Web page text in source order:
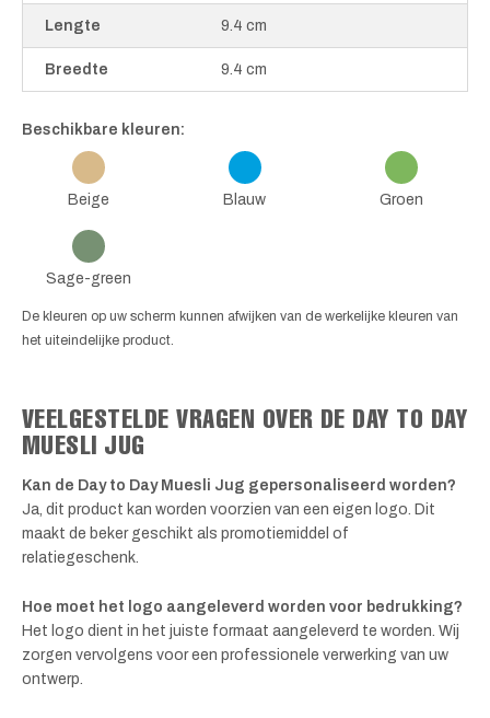
Lengte 9.4 cm
Breedte 9.4 cm
Beschikbare kleuren:
Beige Blauw Groen
Sage-green
De kleuren op uw scherm kunnen afwijken van de werkelijke kleuren van
het uiteindelijke product.
VEELGESTELDE VRAGEN OVER DE DAY TO DAY
MUESLI JUG
Kan de Day to Day Muesli Jug gepersonaliseerd worden?
Ja, dit product kan worden voorzien van een eigen logo. Dit
maakt de beker geschikt als promotiemiddel of
relatiegeschenk.
Hoe moet het logo aangeleverd worden voor bedrukking?
Het logo dient in het juiste formaat aangeleverd te worden. Wij
zorgen vervolgens voor een professionele verwerking van uw
ontwerp.